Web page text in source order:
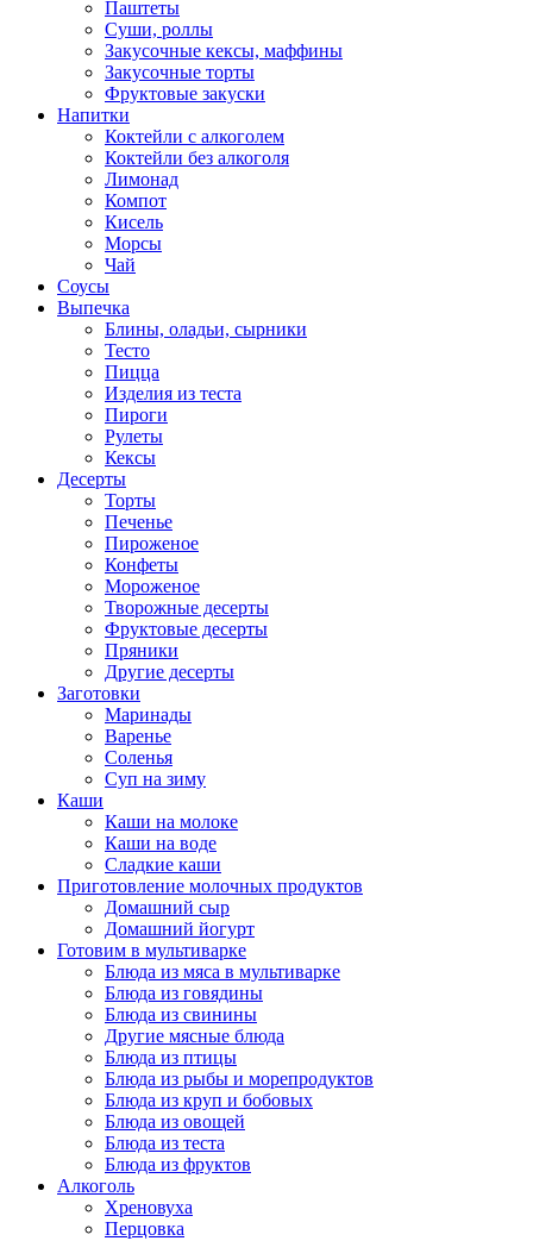
Паштеты
Суши, роллы
Закусочные кексы, маффины
Закусочные торты
Фруктовые закуски
Напитки
Коктейли с алкоголем
Коктейли без алкоголя
Лимонад
Компот
Кисель
Морсы
Чай
Соусы
Выпечка
Блины, оладьи, сырники
Тесто
Пицца
Изделия из теста
Пироги
Рулеты
Кексы
Десерты
Торты
Печенье
Пироженое
Конфеты
Мороженое
Творожные десерты
Фруктовые десерты
Пряники
Другие десерты
Заготовки
Маринады
Варенье
Соленья
Суп на зиму
Каши
Каши на молоке
Каши на воде
Сладкие каши
Приготовление молочных продуктов
Домашний сыр
Домашний йогурт
Готовим в мультиварке
Блюда из мяса в мультиварке
Блюда из говядины
Блюда из свинины
Другие мясные блюда
Блюда из птицы
Блюда из рыбы и морепродуктов
Блюда из круп и бобовых
Блюда из овощей
Блюда из теста
Блюда из фруктов
Алкоголь
Хреновуха
Перцовка